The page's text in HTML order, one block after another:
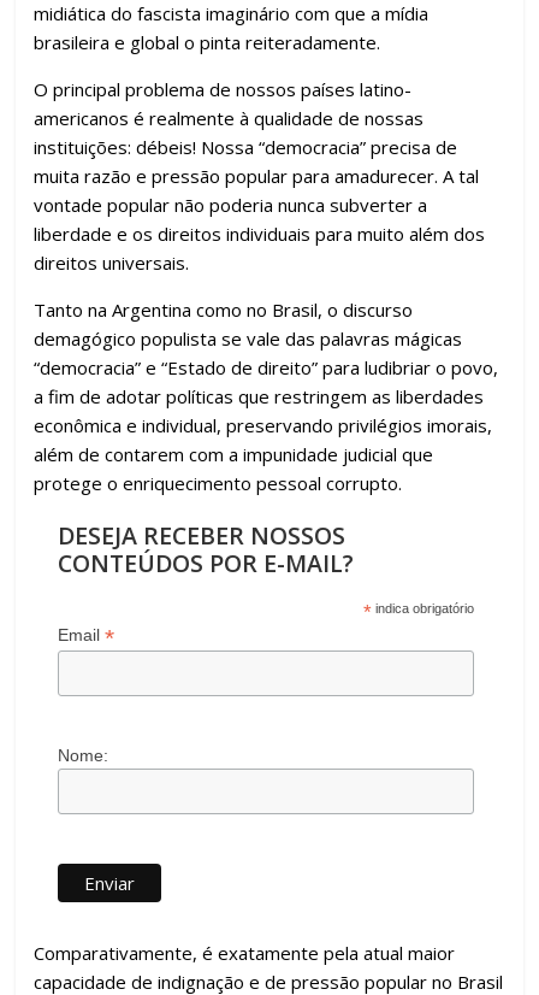
midiática do fascista imaginário com que a mídia
brasileira e global o pinta reiteradamente.
O principal problema de nossos países latino-
americanos é realmente à qualidade de nossas
instituições: débeis! Nossa “democracia” precisa de
muita razão e pressão popular para amadurecer. A tal
vontade popular não poderia nunca subverter a
liberdade e os direitos individuais para muito além dos
direitos universais.
Tanto na Argentina como no Brasil, o discurso
demagógico populista se vale das palavras mágicas
“democracia” e “Estado de direito” para ludibriar o povo,
a fim de adotar políticas que restringem as liberdades
econômica e individual, preservando privilégios imorais,
além de contarem com a impunidade judicial que
protege o enriquecimento pessoal corrupto.
DESEJA RECEBER NOSSOS
CONTEÚDOS POR E-MAIL?
* indica obrigatório
Email*
Nome:
Comparativamente, é exatamente pela atual maior
capacidade de indignação e de pressão popular no Brasil